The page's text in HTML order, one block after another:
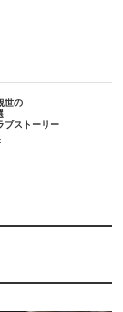
世の
ストーリー